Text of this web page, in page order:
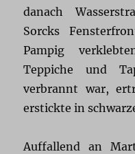
danach
Sorcks
Pampig
Teppiche und
verbrannt war,
erstickte in
Auffallend an